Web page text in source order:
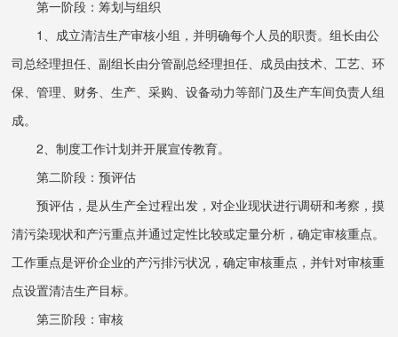
第一阶段：筹划与组织
1、成立清洁生产审核小组，并明确每个人员的职责。组长由公
司总经理担任、副组长由分管副总经理担任、成员由技术、工艺、环
保、管理、财务、生产、采购、设备动力等部门及生产车间负责人组
成。
2、制度工作计划并开展宣传教育。
第二阶段：预评估
预评估，是从生产全过程出发，对企业现状进行调研和考察，摸
清污染现状和产污重点并通过定性比较或定量分析，确定审核重点。
工作重点是评价企业的产污排污状况，确定审核重点，并针对审核重
点设置清洁生产目标。
第三阶段：审核